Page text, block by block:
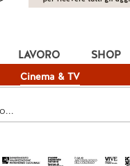
Cinema & TV
LAVORO SHOP